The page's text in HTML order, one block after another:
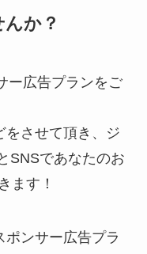
か？
ー広告プランをご
をさせて頂き、ジ
SNSであなたのお
ます！
ポンサー広告プラ